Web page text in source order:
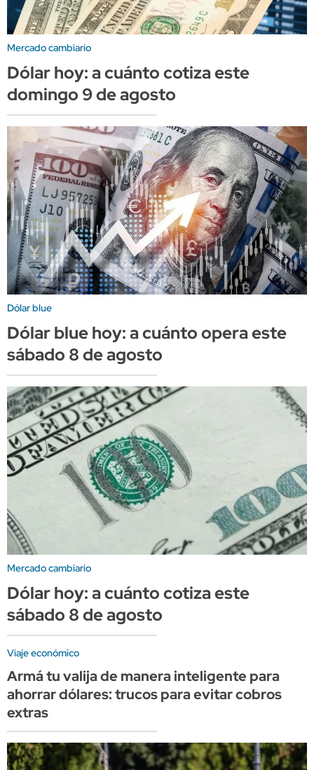
Mercado cambiario
Dólar hoy: a cuánto cotiza este
domingo 9 de agosto
Dólar blue
Dólar blue hoy: a cuánto opera este
sábado 8 de agosto
Mercado cambiario
Dólar hoy: a cuánto cotiza este
sábado 8 de agosto
Viaje económico
Armá tu valija de manera inteligente para
ahorrar dólares: trucos para evitar cobros
extras